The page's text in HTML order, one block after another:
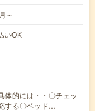
～
いOK
体的には・・〇チェッ
する〇ベッド…